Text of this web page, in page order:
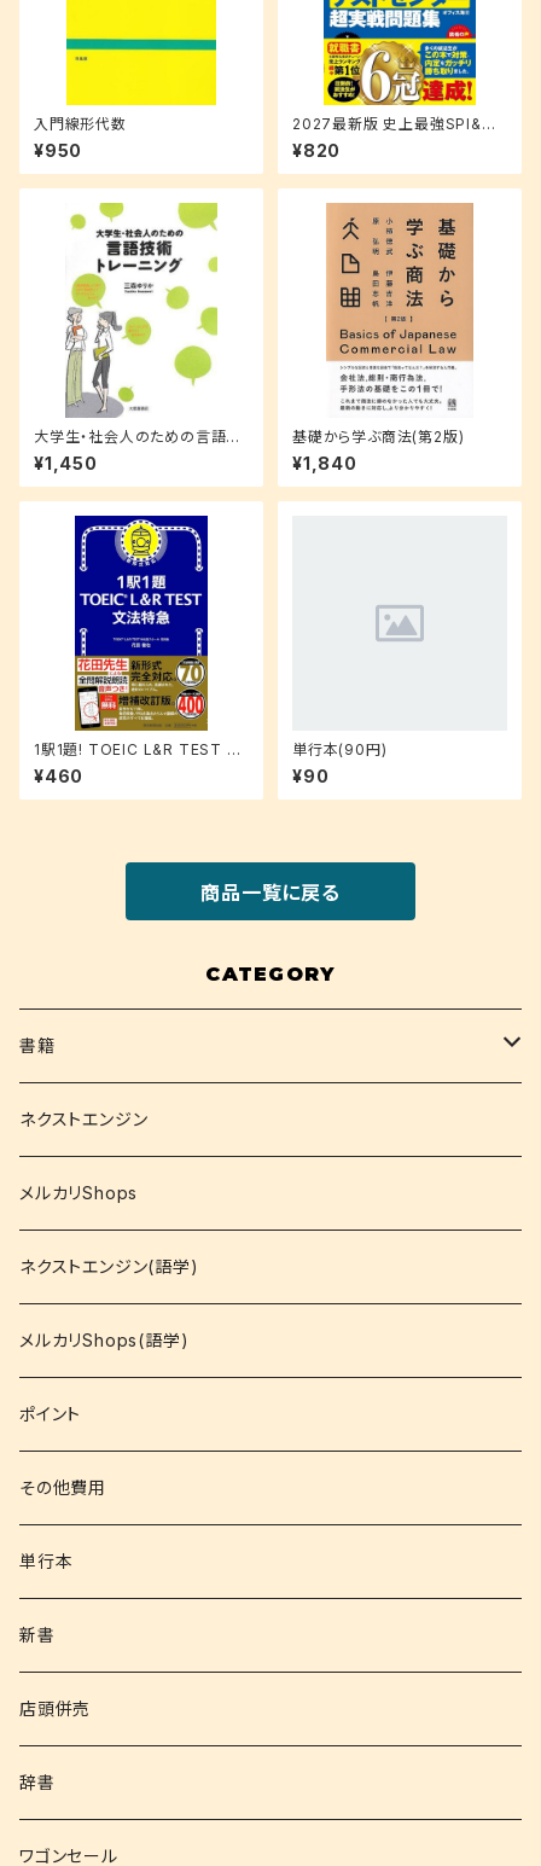
入門線形代数
¥950
2027最新版 史上最強SPI&テ
ストセンター超実戦問題集
¥820
大学生・社会人のための言語技
術トレーニング
¥1,450
基礎から学ぶ商法(第2版)
¥1,840
1駅1題! TOEIC L&R TEST 文
法特急
¥460
単行本(90円)
¥90
商品一覧に戻る
CATEGORY
書籍
関西大学テキスト
就活
資格
コミック
文庫
その他書籍
書籍以外
ネクストエンジン
メルカリShops
ネクストエンジン(語学)
メルカリShops(語学)
ポイント
その他費用
単行本
新書
店頭併売
辞書
ワゴンセール